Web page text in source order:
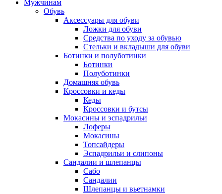
Мужчинам
Обувь
Аксессуары для обуви
Ложки для обуви
Средства по уходу за обувью
Стельки и вкладыши для обуви
Ботинки и полуботинки
Ботинки
Полуботинки
Домашняя обувь
Кроссовки и кеды
Кеды
Кроссовки и бутсы
Мокасины и эспадрильи
Лоферы
Мокасины
Топсайдеры
Эспадрильи и слипоны
Сандалии и шлепанцы
Сабо
Сандалии
Шлепанцы и вьетнамки